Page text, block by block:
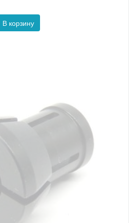
В корзину